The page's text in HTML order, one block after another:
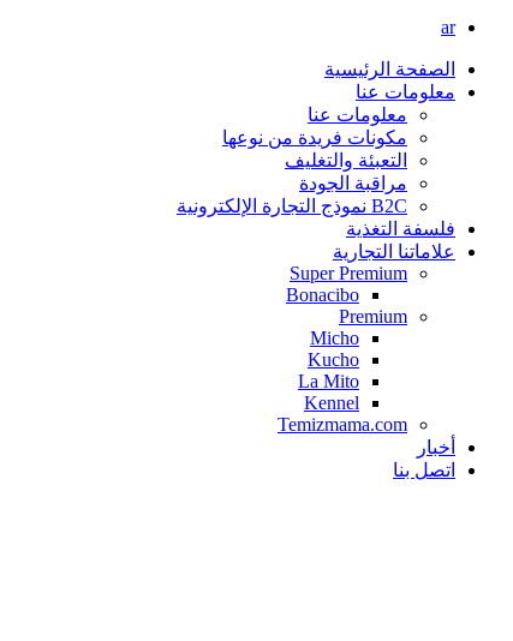
ar
الصفحة الرئيسية
معلومات عنا
معلومات عنا
مكونات فريدة من نوعها
التعبئة والتغليف
مراقبة الجودة
B2C نموذج التجارة الإلكترونية
فلسفة التغذية
علاماتنا التجارية
Super Premium
Bonacibo
Premium
Micho
Kucho
La Mito
Kennel
Temizmama.com
أخبار
اتصل بنا